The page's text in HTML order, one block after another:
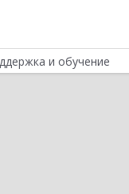
и обучение